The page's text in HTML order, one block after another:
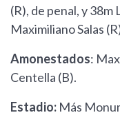
(R), de penal, y 38m
Maximiliano Salas
Amonestados:
Centella (B).
Estadio: Más